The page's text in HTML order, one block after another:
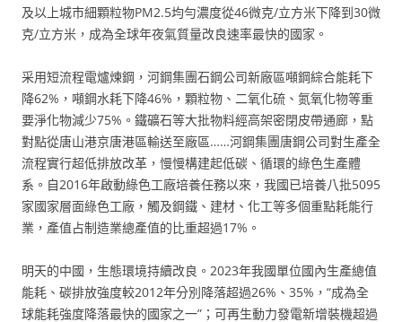
及以上城市細顆粒物PM2.5均勻濃度從46微克/立方米下降到30微
克/立方米，成為全球年夜氣質量改良速率最快的國家。
采用短流程電爐煉鋼，河鋼集團石鋼公司新廠區噸鋼綜合能耗下
降62%，噸鋼水耗下降46%，顆粒物、二氧化硫、氮氧化物等重
要淨化物減少75%。鐵礦石等大批物料經高架密閉皮帶通廊，點
對點從唐山港京唐港區輸送至廠區……河鋼集團唐鋼公司對生產全
流程實行超低排放改革，慢慢構建起低碳、循環的綠色生產體
系。自2016年啟動綠色工廠培養任務以來，我國已培養八批5095
家國家層面綠色工廠，觸及鋼鐵、建材、化工等多個重點耗能行
業，產值占制造業總產值的比重超過17%。
明天的中國，生態環境持續改良。2023年我國單位國內生產總值
能耗、碳排放強度較2012年分別降落超過26%、35%，“成為全
球能耗強度降落最快的國家之一”；可再生動力發電新增裝機超過